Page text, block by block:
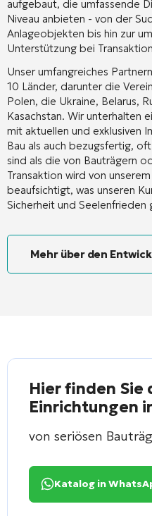
aufgebaut, die umfassende
Niveau anbieten - von der
Anlageobjekten bis hin zur
Unterstützung bei
Unser umfangreiches
10 Länder, darunter die
Polen, die Ukraine, Belarus,
Kasachstan. Wir unterhalten
mit aktuellen und exklusiven
Bau als auch bezugsfertig,
sind als die von Bauträgern
Transaktion wird von
beaufsichtigt, was unseren
Sicherheit und Seelenfrieden
Mehr über den
Hier finden Sie
Einrichtungen
von seriösen
Katalog in